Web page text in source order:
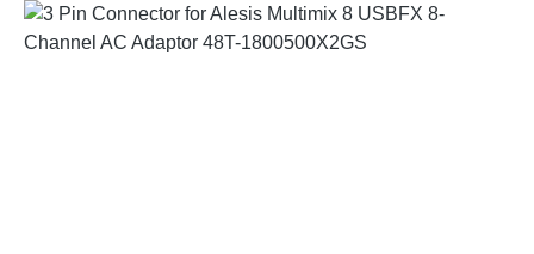
Bildergalerie überspringen